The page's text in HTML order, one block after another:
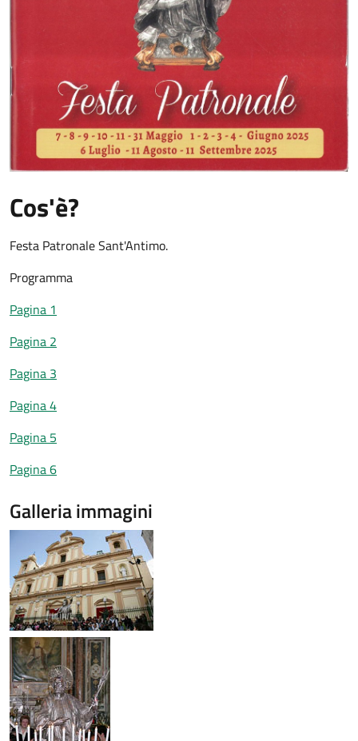
Cos'è?
Festa Patronale Sant'Antimo.
Programma
Pagina 1
Pagina 2
Pagina 3
Pagina 4
Pagina 5
Pagina 6
Galleria immagini